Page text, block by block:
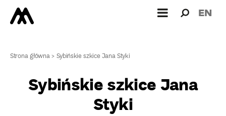
dla: EN
Strona główna>Sybińskie szkice Jana Styki
Sybińskie szkice Jana
Styki